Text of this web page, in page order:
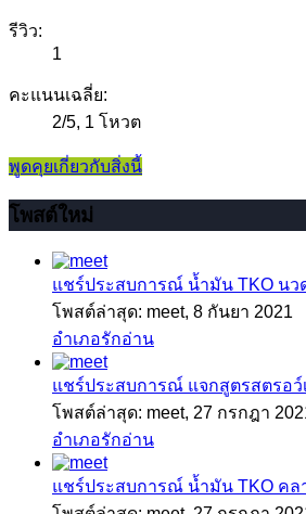
รีวิว:
1
คะแนนเฉลี่ย:
2/5, 1 โหวต
พูดคุยเกี่ยวกับสิ่งนี้
โพสต์ใหม่
แชร์ประสบการณ์ น้ำมัน TKO นว
โพสต์ล่าสุด: meet, 8 กันยา 2021
อำเภอรักอ่าน
แชร์ประสบการณ์ แจกสูตรสตรอว์
โพสต์ล่าสุด: meet, 27 กรกฎา
อำเภอรักอ่าน
แชร์ประสบการณ์ น้ำมัน TKO คล